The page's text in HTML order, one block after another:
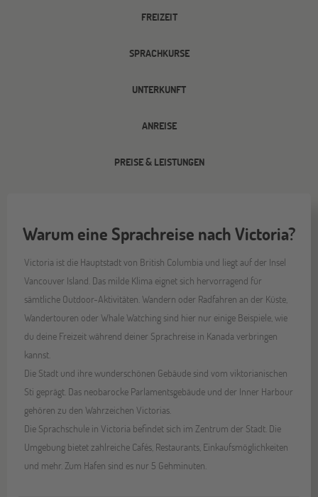
FREIZEIT
SPRACHKURSE
UNTERKUNFT
ANREISE
PREISE & LEISTUNGEN
Warum eine Sprachreise nach Victoria?
Victoria ist die Hauptstadt von British Columbia und liegt auf der Insel
Vancouver Island. Das milde Klima eignet sich hervorragend für
sämtliche Outdoor-Aktivitäten. Wandern oder Radfahren an der Küste,
Wandertouren oder Whale Watching sind hier nur einige Beispiele, wie
du deine Freizeit während deiner Sprachreise in Kanada verbringen
kannst.
Die Stadt und ihre wunderschönen Gebäude sind vom viktorianischen
Sti geprägt. Das neobarocke Parlamentsgebäude und der Inner Harbour
gehören zu den Wahrzeichen Victorias.
Die Sprachschule in Victoria befindet sich im Zentrum der Stadt. Die
Umgebung bietet zahlreiche Cafés, Restaurants, Einkaufsmöglichkeiten
und mehr. Zum Hafen sind es nur 5 Gehminuten.